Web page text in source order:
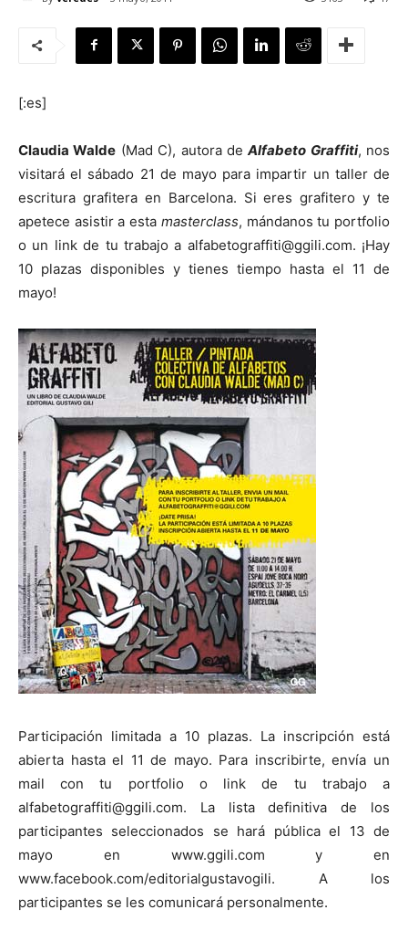
[:es]
Claudia Walde (Mad C), autora deAlfabeto Graffiti, nos
visitará el sábado 21 de mayo para impartir un taller de
escritura grafitera en Barcelona. Si eres grafitero y te
apetece asistir a esta masterclass, mándanos tu portfolio
o un link de tu trabajo a alfabetograffiti@ggili.com. ¡Hay
10 plazas disponibles y tienes tiempo hasta el 11 de
mayo!
Participación limitada a 10 plazas. La inscripción está
abierta hasta el 11 de mayo. Para inscribirte, envía un
mail con tu portfolio o link de tu trabajo a
alfabetograffiti@ggili.com. La lista definitiva de los
participantes seleccionados se hará pública el 13 de
mayo en www.ggili.com y en
www.facebook.com/editorialgustavogili. A los
participantes se les comunicará personalmente.